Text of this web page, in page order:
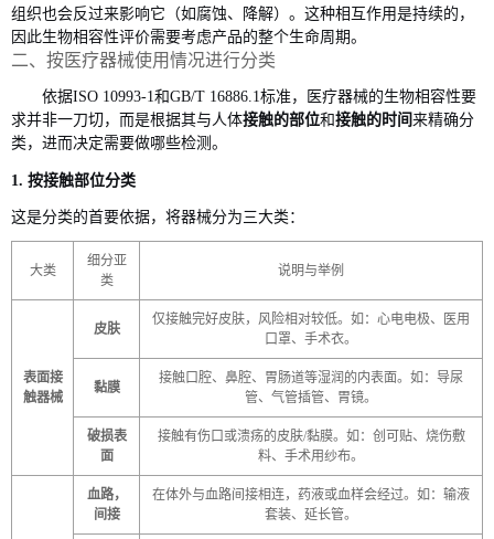
组织也会反过来影响它（如腐蚀、降解）。这种相互作用是持续的，
因此生物相容性评价需要考虑产品的整个生命周期。
二、按医疗器械使用情况进行分类
依据ISO 10993-1和GB/T 16886.1标准，医疗器械的生物相容性要
求并非一刀切，而是根据其与人体接触的部位和接触的时间 来精确分
类，进而决定需要做哪些检测 。
1. 按接触部位分类
这是分类的首要依据，将器械分为三大类：
大类
细分亚
类
说明与举例
表面接
触器械
皮肤
仅接触完好皮肤，风险相对较低。如：心电电极、医用
口罩、手术衣。
黏膜
接触口腔、鼻腔、胃肠道等湿润的内表面。如：导尿
管、气管插管、胃镜。
破损表
面
接触有伤口或溃疡的皮肤/黏膜。如：创可贴、烧伤敷
料、手术用纱布。
血路，
间接
在体外与血路间接相连，药液或血样会经过。如：输液
套装、延长管。